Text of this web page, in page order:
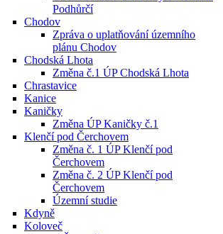
Podhůrčí
Chodov
Zpráva o uplatňování územního
plánu Chodov
Chodská Lhota
Změna č.1 ÚP Chodská Lhota
Chrastavice
Kanice
Kaničky
Změna ÚP Kaničky č.1
Klenčí pod Čerchovem
Změna č. 1 ÚP Klenčí pod
Čerchovem
Změna č. 2 ÚP Klenčí pod
Čerchovem
Územní studie
Kdyně
Koloveč